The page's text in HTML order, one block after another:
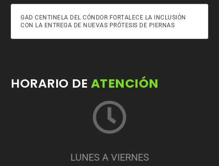
GAD CENTINELA DEL CÓNDOR FORTALECE LA INCLUSIÓN
CON LA ENTREGA DE NUEVAS PRÓTESIS DE PIERNAS
HORARIO DE ATENCIÓN
LUNES A VIERNES